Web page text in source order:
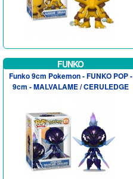
FUNKO
Funko 9cm Pokemon - FUNKO POP -
9cm - MALVALAME / CERULEDGE